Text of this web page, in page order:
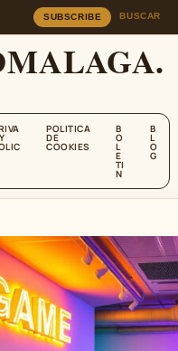
SUBSCRIBE BUSCAR
POLITICA
DE
COOKIES
B
O
L
E
TI
N
B
L
O
G